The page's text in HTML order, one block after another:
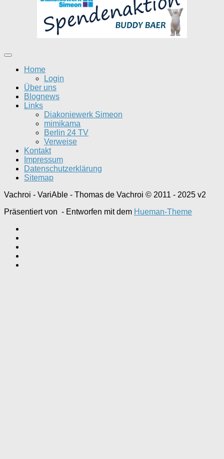
Home
Login
Über uns
Blognews
Links
Diakoniewerk Simeon
mimikama
Berlin 24 TV
Verweise
Kontakt
Impressum
Datenschutzerklärung
Sitemap
Vachroi - VariAble - Thomas de Vachroi © 2011 - 2025 v2
Präsentiert von - Entworfen mit dem Hueman-Theme